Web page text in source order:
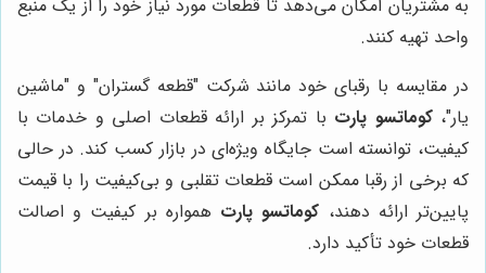
به مشتریان امکان می‌دهد تا قطعات مورد نیاز خود را از یک منبع
واحد تهیه کنند.
در مقایسه با رقبای خود مانند شرکت "قطعه گستران" و "ماشین
یار"،کوماتسو پارت با تمرکز بر ارائه قطعات اصلی و خدمات با
کیفیت، توانسته است جایگاه ویژه‌ای در بازار کسب کند. در حالی
که برخی از رقبا ممکن است قطعات تقلبی و بی‌کیفیت را با قیمت
پایین‌تر ارائه دهند، کوماتسو پارت همواره بر کیفیت و اصالت
قطعات خود تأکید دارد.